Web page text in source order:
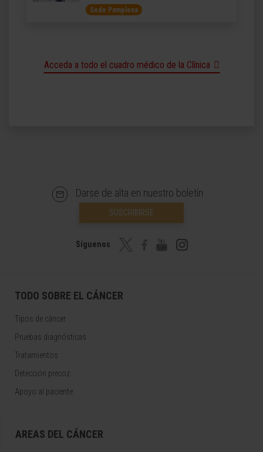
Sede Pamplona
Acceda a todo el cuadro médico de la Clínica
Darse de alta en nuestro boletín
SUSCRIBIRSE
Síguenos
TODO SOBRE EL CÁNCER
Tipos de cáncer
Pruebas diagnósticas
Tratamientos
Detección precoz
Apoyo al paciente
AREAS DEL CÁNCER